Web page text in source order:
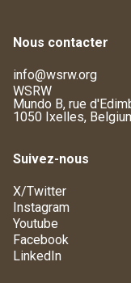
Nous contacter
info@wsrw.org
WSRW
Mundo B, rue
1050 Ixelles,
Suivez-nous
X/Twitter
Instagram
Youtube
Facebook
LinkedIn